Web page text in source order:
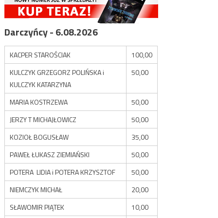
Darczyńcy - 6.08.2026
KACPER STAROŚCIAK
100,00
KULCZYK GRZEGORZ POLIŃSKA i
KULCZYK KATARZYNA
50,00
MARIA KOSTRZEWA
50,00
JERZY T MICHAJŁOWICZ
50,00
KOZIOŁ BOGUSŁAW
35,00
PAWEŁ ŁUKASZ ZIEMIAŃSKI
50,00
POTERA LIDIA i POTERA KRZYSZTOF
50,00
NIEMCZYK MICHAŁ
20,00
SŁAWOMIR PIĄTEK
10,00